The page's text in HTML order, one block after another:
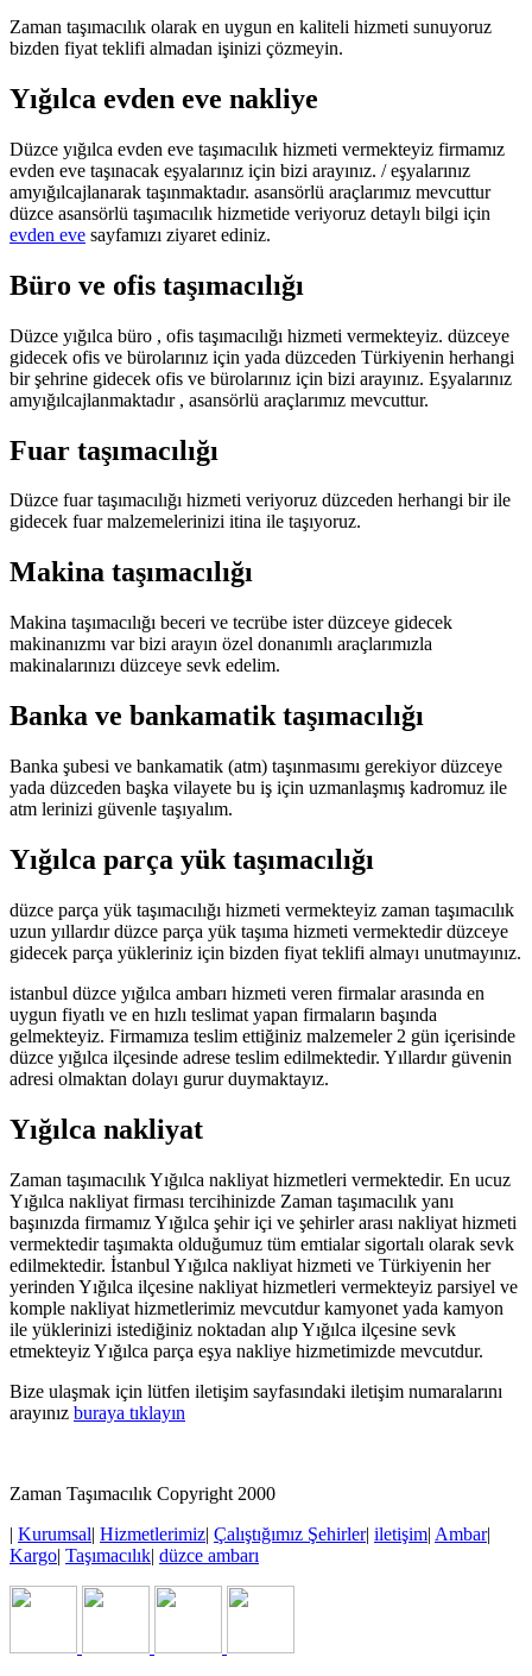
Zaman taşımacılık olarak en uygun en kaliteli hizmeti sunuyoruz
bizden fiyat teklifi almadan işinizi çözmeyin.
Yığılca evden eve nakliye
Düzce yığılca evden eve taşımacılık hizmeti vermekteyiz firmamız
evden eve taşınacak eşyalarınız için bizi arayınız. / eşyalarınız
amyığılcajlanarak taşınmaktadır. asansörlü araçlarımız mevcuttur
düzce asansörlü taşımacılık hizmetide veriyoruz detaylı bilgi için
evden eve sayfamızı ziyaret ediniz.
Büro ve ofis taşımacılığı
Düzce yığılca büro , ofis taşımacılığı hizmeti vermekteyiz. düzceye
gidecek ofis ve bürolarınız için yada düzceden Türkiyenin herhangi
bir şehrine gidecek ofis ve bürolarınız için bizi arayınız. Eşyalarınız
amyığılcajlanmaktadır , asansörlü araçlarımız mevcuttur.
Fuar taşımacılığı
Düzce fuar taşımacılığı hizmeti veriyoruz düzceden herhangi bir ile
gidecek fuar malzemelerinizi itina ile taşıyoruz.
Makina taşımacılığı
Makina taşımacılığı beceri ve tecrübe ister düzceye gidecek
makinanızmı var bizi arayın özel donanımlı araçlarımızla
makinalarınızı düzceye sevk edelim.
Banka ve bankamatik taşımacılığı
Banka şubesi ve bankamatik (atm) taşınmasımı gerekiyor düzceye
yada düzceden başka vilayete bu iş için uzmanlaşmış kadromuz ile
atm lerinizi güvenle taşıyalım.
Yığılca parça yük taşımacılığı
düzce parça yük taşımacılığı hizmeti vermekteyiz zaman taşımacılık
uzun yıllardır düzce parça yük taşıma hizmeti vermektedir düzceye
gidecek parça yükleriniz için bizden fiyat teklifi almayı unutmayınız.
istanbul düzce yığılca ambarı hizmeti veren firmalar arasında en
uygun fiyatlı ve en hızlı teslimat yapan firmaların başında
gelmekteyiz. Firmamıza teslim ettiğiniz malzemeler 2 gün içerisinde
düzce yığılca ilçesinde adrese teslim edilmektedir. Yıllardır güvenin
adresi olmaktan dolayı gurur duymaktayız.
Yığılca nakliyat
Zaman taşımacılık Yığılca nakliyat hizmetleri vermektedir. En ucuz
Yığılca nakliyat firması tercihinizde Zaman taşımacılık yanı
başınızda firmamız Yığılca şehir içi ve şehirler arası nakliyat hizmeti
vermektedir taşımakta olduğumuz tüm emtialar sigortalı olarak sevk
edilmektedir. İstanbul Yığılca nakliyat hizmeti ve Türkiyenin her
yerinden Yığılca ilçesine nakliyat hizmetleri vermekteyiz parsiyel ve
komple nakliyat hizmetlerimiz mevcutdur kamyonet yada kamyon
ile yüklerinizi istediğiniz noktadan alıp Yığılca ilçesine sevk
etmekteyiz Yığılca parça eşya nakliye hizmetimizde mevcutdur.
Bize ulaşmak için lütfen iletişim sayfasındaki iletişim numaralarını
arayınız buraya tıklayın
Zaman Taşımacılık Copyright 2000
| Kurumsal| Hizmetlerimiz| Çalıştığımız Şehirler| iletişim| Ambar|
Kargo| Taşımacılık| düzce ambarı